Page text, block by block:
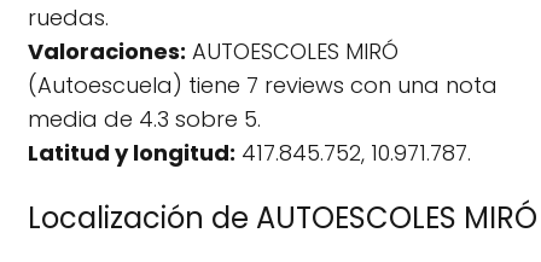
ruedas.
Valoraciones: AUTOESCOLES MIRÓ
(Autoescuela) tiene 7 reviews con una nota
media de 4.3 sobre 5.
Latitud y longitud: 417.845.752, 10.971.787.
Localización de AUTOESCOLES MIRÓ